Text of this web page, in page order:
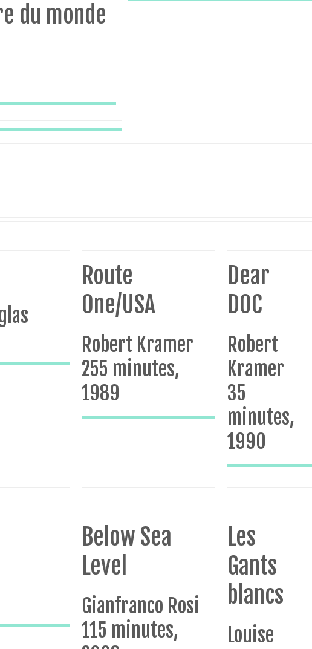
du monde
Route
One/USA
Robert Kramer
255 minutes,
1989
Dear
DOC
Robert
Kramer
35
minutes,
1990
Below Sea
Level
Gianfranco Rosi
115 minutes,
Les
Gants
blancs
Louise